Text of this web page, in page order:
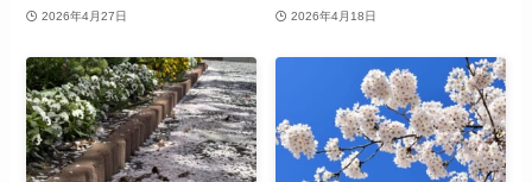
2026年4月27日 2026年4月18日